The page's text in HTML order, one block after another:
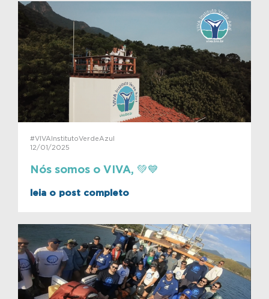
#VIVAInstitutoVerdeAzul
12/01/2025
Nós somos o VIVA, 💚💙
leia o post completo